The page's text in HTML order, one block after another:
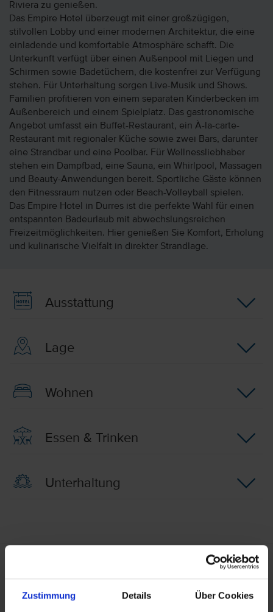
Zustimmung Details Über Cookies
Riviera zu genießen.
Das Empire Hotel überzeugt mit einer großzügigen,
stilvollen Lobby und einer modernen Architektur, die eine
einladende und komfortable Atmosphäre schafft. Die
Unterkunft verfügt über einen Außenpool mit Liegen und
Schirmen sowie Badetüchern, die kostenfrei zur Verfügung
stehen. Für Unterhaltung sorgen Live-Musik und Shows.
Familien profitieren von einem separaten Kinderbecken im
Außenbereich und einem Spielplatz. Das gastronomische
Angebot umfasst ein Buffet-Restaurant, ein À-la-carte-
Restaurant mit regionaler Küche sowie zwei Bars, darunter
eine Strandbar und eine Poolbar. Für Wellnessliebhaber
stehen ein Dampfbad, eine Sauna, ein Whirlpool, Massagen
und Beauty-Anwendungen bereit. Sportliche Gäste können
den Fitnessraum nutzen oder Beach-Volleyball spielen.
Das Empire Hotel in Durres ist die perfekte Wahl für einen
entspannten Badeurlaub mit abwechslungsreichen
Freizeitmöglichkeiten. Hier genießen Sie Komfort, Erholung
und kulinarische Vielfalt in direkter Strandlage.
Ausstattung
Lage
Wohnen
Essen & Trinken
Unterhaltung
Die Reise ist im Allgemeinen nicht für Personen mit
eingeschränkter Mobilität geeignet. Bezüglich